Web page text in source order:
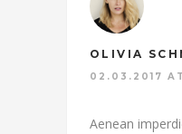
OLIVIA
02.03.2017
Aenean